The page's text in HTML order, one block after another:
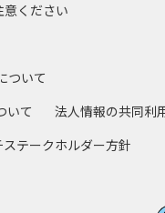
ください
ついて
いて
法人情報の共同利
ステークホルダー方針